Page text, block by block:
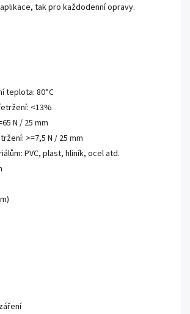
tak pro každodenní opravy.
teplota: 80°C
<13%
N / 25 mm
>=7,5 N / 25 mm
PVC, plast, hliník, ocel atd.